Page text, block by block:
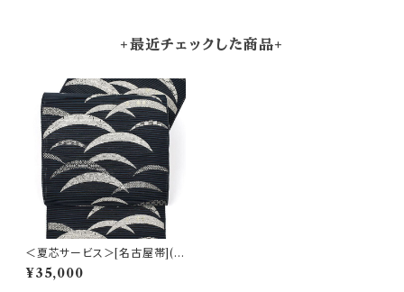
+最近チェックした商品+
＜夏芯サービス＞[名古屋帯](単
衣/夏)紗織 西陣織機屋 謹製 芝
草文 九寸帯 絹 日本製(商品番
¥35,000